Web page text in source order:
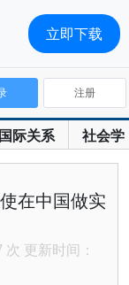
国际关系 社会学
注册
在中国做实
更新时间：
立即下载